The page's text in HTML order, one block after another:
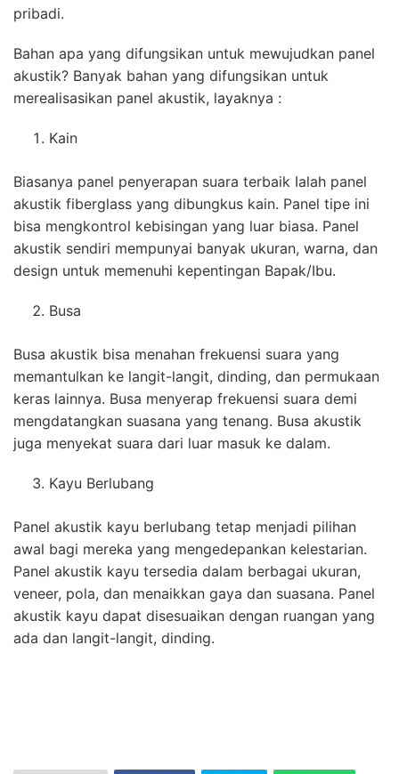
pribadi.
Bahan apa yang difungsikan untuk mewujudkan panel
akustik? Banyak bahan yang difungsikan untuk
merealisasikan panel akustik, layaknya :
Kain
Biasanya panel penyerapan suara terbaik Ialah panel
akustik fiberglass yang dibungkus kain. Panel tipe ini
bisa mengkontrol kebisingan yang luar biasa. Panel
akustik sendiri mempunyai banyak ukuran, warna, dan
design untuk memenuhi kepentingan Bapak/Ibu.
Busa
Busa akustik bisa menahan frekuensi suara yang
memantulkan ke langit-langit, dinding, dan permukaan
keras lainnya. Busa menyerap frekuensi suara demi
mengdatangkan suasana yang tenang. Busa akustik
juga menyekat suara dari luar masuk ke dalam.
Kayu Berlubang
Panel akustik kayu berlubang tetap menjadi pilihan
awal bagi mereka yang mengedepankan kelestarian.
Panel akustik kayu tersedia dalam berbagai ukuran,
veneer, pola, dan menaikkan gaya dan suasana. Panel
akustik kayu dapat disesuaikan dengan ruangan yang
ada dan langit-langit, dinding.